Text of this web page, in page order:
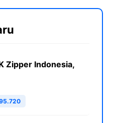
Zipper Indonesia,